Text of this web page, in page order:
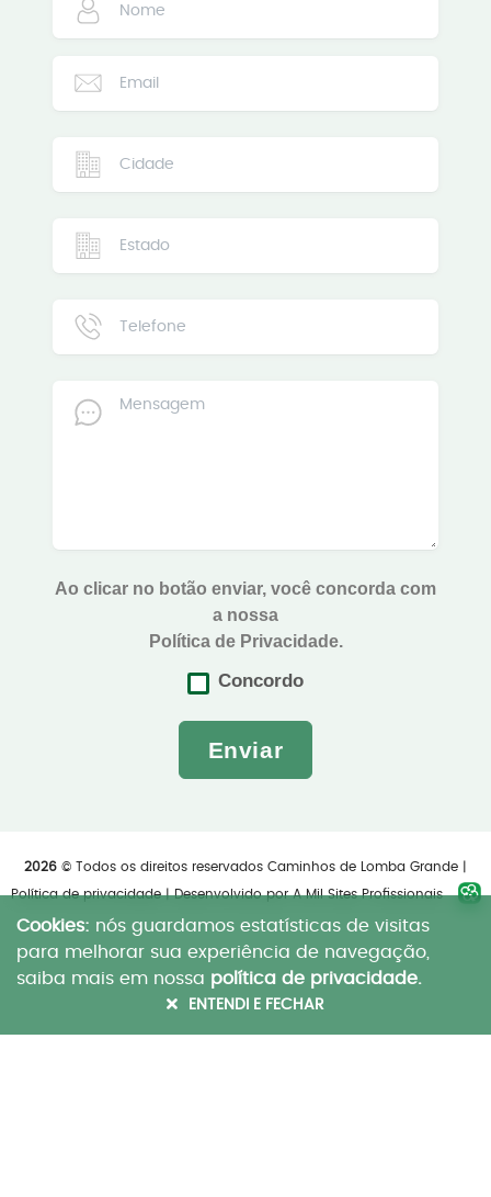
Ao clicar no botão enviar, você concorda com
a nossa
Política de Privacidade.
Concordo
Enviar
2026 © Todos os direitos reservados Caminhos de Lomba Grande |
Política de privacidade| Desenvolvido porA Mil Sites Profissionais
Cookies: nós guardamos estatísticas de visitas
para melhorar sua experiência de navegação,
saiba mais em nossa política de privacidade.
ENTENDI E FECHAR